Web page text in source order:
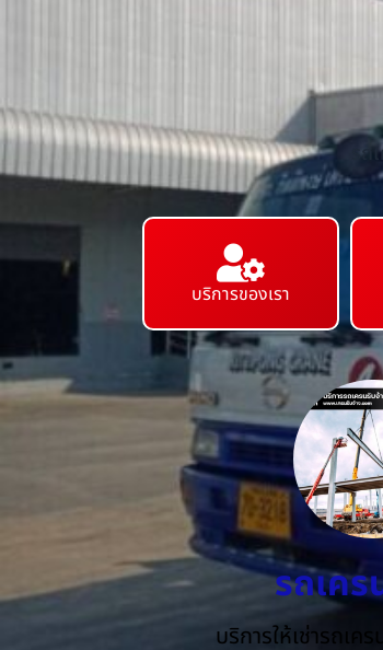
ร
บริการของเรา
รถเคร
บริการให้เช่ารถเค